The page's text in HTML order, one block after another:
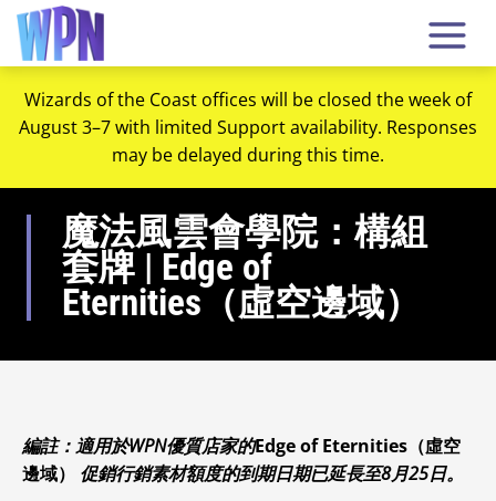
Wizards of the Coast offices will be closed the week of
August 3–7 with limited Support availability. Responses
may be delayed during this time.
魔法風雲會學院：構組
套牌 | Edge of
Eternities（虛空邊域）
編註：適用於WPN優質店家的Edge of Eternities（虛空
邊域）
促銷行銷素材額度的到期日期已延長至8月25日。